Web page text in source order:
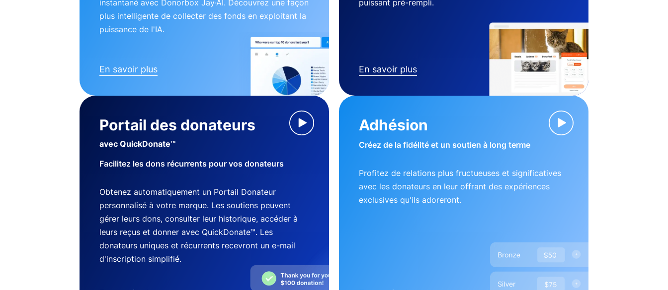
instantané avec Donorbox Jay·AI. Découvrez une façon
plus intelligente de collecter des fonds en exploitant la
puissance de l'IA.
En savoir plus
puissant pré-rempli.
En savoir plus
Portail des donateurs
avec QuickDonate™
Facilitez les dons récurrents pour vos donateurs
Obtenez automatiquement un Portail Donateur
personnalisé à votre marque. Les soutiens peuvent
gérer leurs dons, consulter leur historique, accéder à
leurs reçus et donner avec QuickDonate™. Les
donateurs uniques et récurrents recevront un e-mail
d'inscription simplifié.
Adhésion
Créez de la fidélité et un soutien à long terme
Profitez de relations plus fructueuses et significatives
avec les donateurs en leur offrant des expériences
exclusives qu'ils adoreront.